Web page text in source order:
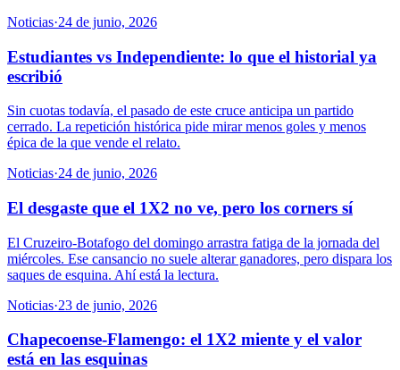
Noticias·24 de junio, 2026
Estudiantes vs Independiente: lo que el historial ya
escribió
Sin cuotas todavía, el pasado de este cruce anticipa un partido
cerrado. La repetición histórica pide mirar menos goles y menos
épica de la que vende el relato.
Noticias·24 de junio, 2026
El desgaste que el 1X2 no ve, pero los corners sí
El Cruzeiro-Botafogo del domingo arrastra fatiga de la jornada del
miércoles. Ese cansancio no suele alterar ganadores, pero dispara los
saques de esquina. Ahí está la lectura.
Noticias·23 de junio, 2026
Chapecoense-Flamengo: el 1X2 miente y el valor
está en las esquinas